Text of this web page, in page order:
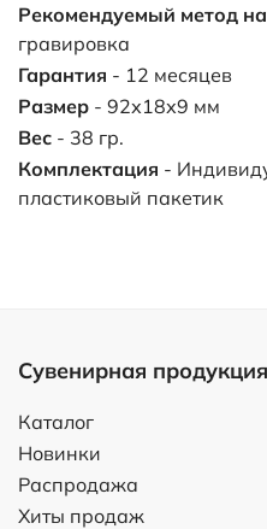
Рекомендуемый метод
гравировка
Гарантия - 12 месяцев
Размер - 92х18х9 мм
Вес - 38 гр.
Комплектация -
пластиковый пакетик
Сувенирная продукция
Каталог
Новинки
Распродажа
Хиты продаж